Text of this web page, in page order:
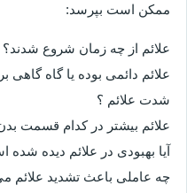
ممکن است بپرسد:
علائم از چه زمان شروع شدند؟
علائم دائمی بوده یا گاه گاهی
شدت علائم ؟
علائم بیشتر در کدام قسمت
آیا بهبودی در علائم دیده شده
چه عاملی باعث تشدید علائم